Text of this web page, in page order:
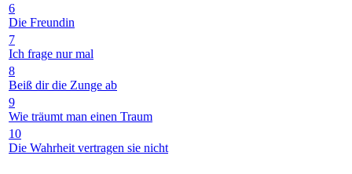
6
Die Freundin
7
Ich frage nur mal
8
Beiß dir die Zunge ab
9
Wie träumt man einen Traum
10
Die Wahrheit vertragen sie nicht